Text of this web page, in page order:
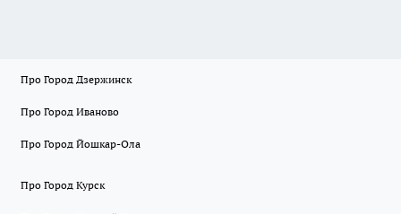
Про Город Дзержинск
Про Город Иваново
Про Город Йошкар-Ола
Про Город Курск